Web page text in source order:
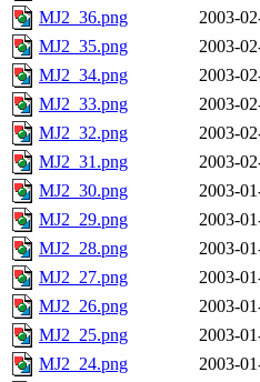
MJ2_36.png
2003-
MJ2_35.png
2003-
MJ2_34.png
2003-
MJ2_33.png
2003-
MJ2_32.png
2003-
MJ2_31.png
2003-
MJ2_30.png
2003-
MJ2_29.png
2003-
MJ2_28.png
2003-
MJ2_27.png
2003-
MJ2_26.png
2003-
MJ2_25.png
2003-
MJ2_24.png
2003-